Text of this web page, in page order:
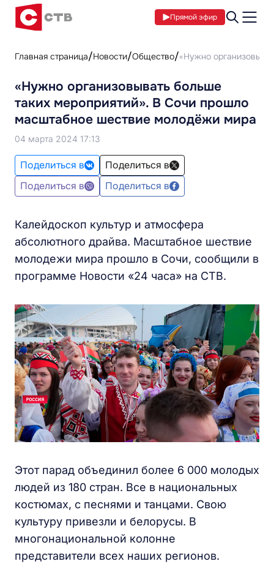
Прямой эфир
Главная страница Новости Общество «Нужно
«Нужно организовывать больше
таких мероприятий». В Сочи прошло
масштабное шествие молодёжи мира
04 марта 2024 17:13
Поделиться в
Поделиться в
Поделиться в
Поделиться в
Калейдоскоп культур и атмосфера
абсолютного драйва. Масштабное шествие
молодежи мира прошло в Сочи, сообщили в
программе Новости «24 часа» на СТВ.
Этот парад объединил более 6 000 молодых
людей из 180 стран. Все в национальных
костюмах, с песнями и танцами. Свою
культуру привезли и белорусы. В
многонациональной колонне
представители всех наших регионов.